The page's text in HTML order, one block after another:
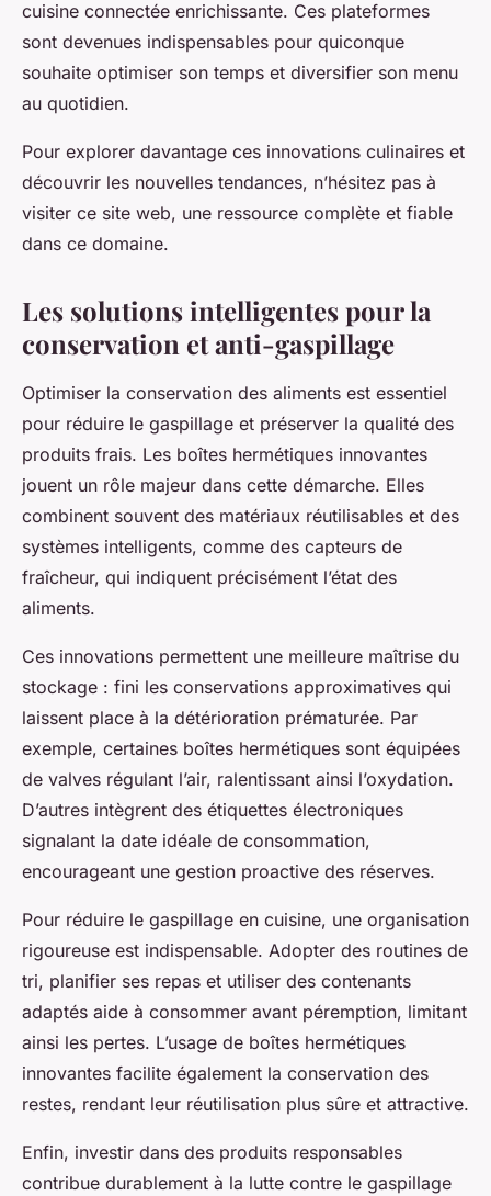
cuisine connectée enrichissante. Ces plateformes
sont devenues indispensables pour quiconque
souhaite optimiser son temps et diversifier son menu
au quotidien.
Pour explorer davantage ces innovations culinaires et
découvrir les nouvelles tendances, n’hésitez pas à
visiter ce site web, une ressource complète et fiable
dans ce domaine.
Les solutions intelligentes pour la
conservation et anti-gaspillage
Optimiser la conservation des aliments est essentiel
pour réduire le gaspillage et préserver la qualité des
produits frais. Les boîtes hermétiques innovantes
jouent un rôle majeur dans cette démarche. Elles
combinent souvent des matériaux réutilisables et des
systèmes intelligents, comme des capteurs de
fraîcheur, qui indiquent précisément l’état des
aliments.
Ces innovations permettent une meilleure maîtrise du
stockage : fini les conservations approximatives qui
laissent place à la détérioration prématurée. Par
exemple, certaines boîtes hermétiques sont équipées
de valves régulant l’air, ralentissant ainsi l’oxydation.
D’autres intègrent des étiquettes électroniques
signalant la date idéale de consommation,
encourageant une gestion proactive des réserves.
Pour réduire le gaspillage en cuisine, une organisation
rigoureuse est indispensable. Adopter des routines de
tri, planifier ses repas et utiliser des contenants
adaptés aide à consommer avant péremption, limitant
ainsi les pertes. L’usage de boîtes hermétiques
innovantes facilite également la conservation des
restes, rendant leur réutilisation plus sûre et attractive.
Enfin, investir dans des produits responsables
contribue durablement à la lutte contre le gaspillage